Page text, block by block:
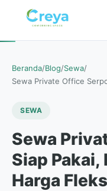
Beranda/Blog/Sewa/
Sewa Private Office
SEWA
Sewa
Siap
Harga